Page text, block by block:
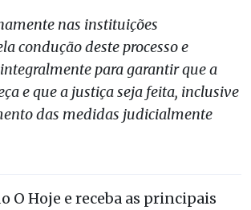
nas instituições
condução deste processo e
para garantir que a
e que a justiça seja feita, inclusive
das medidas judicialmente
O Hoje e receba as principais